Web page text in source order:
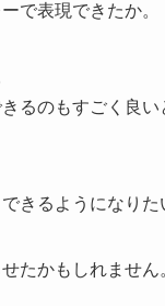
で表現できたか。
るのもすごく良い
きるようになりた
たかもしれません